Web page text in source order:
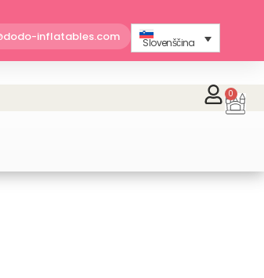
inflatables.com Slovenščina
0